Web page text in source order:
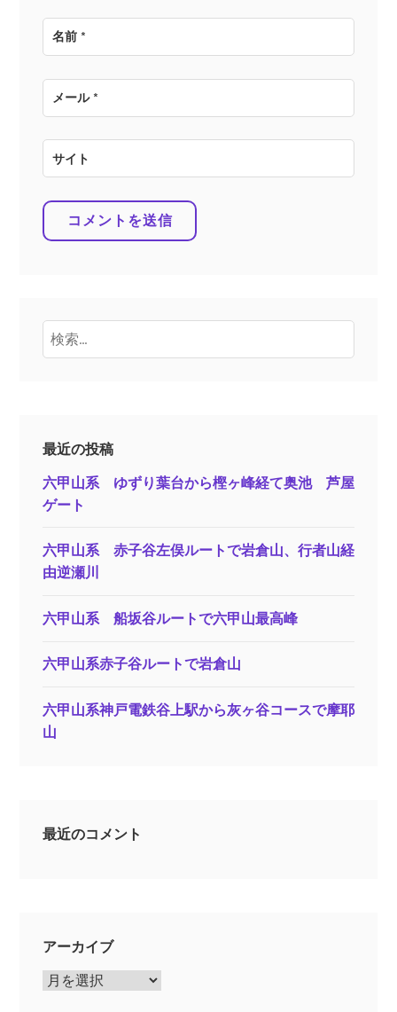
名前*
メール*
サイト
検
索:
最近の投稿
六甲山系 ゆずり葉台から樫ヶ峰経て奥池 芦屋
ゲート
六甲山系 赤子谷左俣ルートで岩倉山、行者山経
由逆瀬川
六甲山系 船坂谷ルートで六甲山最高峰
六甲山系赤子谷ルートで岩倉山
六甲山系神戸電鉄谷上駅から灰ヶ谷コースで摩耶
山
最近のコメント
アーカイブ
ア